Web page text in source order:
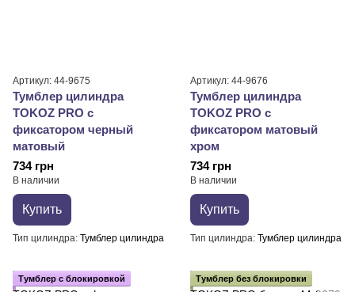
Артикул: 44-9675
Тумблер цилиндра
TOKOZ PRO с
фиксатором черный
матовый
734 грн
В наличии
Купить
Тип цилиндра Тумблер цилиндра
Артикул: 44-9676
Тумблер цилиндра
TOKOZ PRO с
фиксатором матовый
хром
734 грн
В наличии
Купить
Тип цилиндра Тумблер цилиндра
Тумблер с блокировкой Тумблер без блокировки